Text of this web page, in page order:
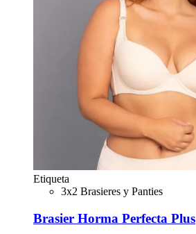
Etiqueta
3x2 Brasieres y Panties
Brasier Horma Perfecta Plus